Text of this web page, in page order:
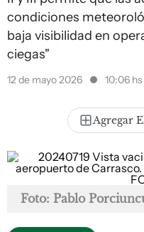
condiciones
baja visibilidad en
ciegas"
12 de mayo 2026 10:06 hs
Agregar
Foto: Pablo